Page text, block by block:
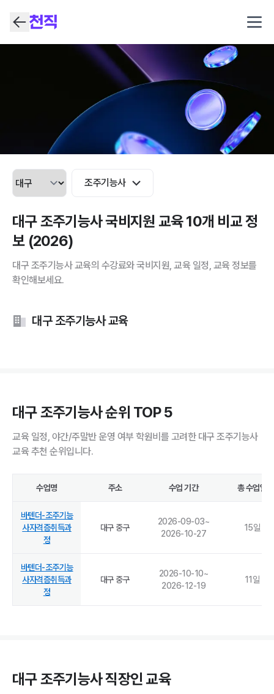
조주기능사
대구 조주기능사 국비지원 교육 10개 비교 정
보 (2026)
대구 조주기능사 교육의 수강료와 국비지원, 교육 일정, 교육 정보를
확인해보세요.
대구 조주기능사 교육
대구 조주기능사 순위 TOP 5
교육 일정, 야간/주말반 운영 여부 학원비를 고려한 대구 조주기능사
교육 추천 순위입니다.
수업명 주소 수업 기간 총 수업일
바텐더-조주기능
사자격증취득과
정
대구 중구
2026-09-03~
2026-10-27
15일
바텐더-조주기능
사자격증취득과
정
대구 중구
2026-10-10~
2026-12-19
11 일
대구 조주기능사 직장인 교육